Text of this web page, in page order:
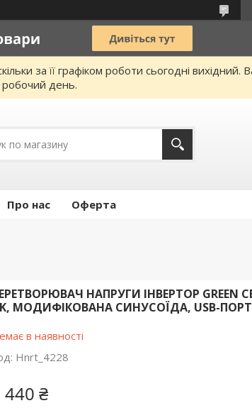
за її графіком роботи сьогодні
день.
Про нас Оферта
НАПРУГИ ІНВЕРТОР GREEN
МОДИФІКОВАНА СИНУСОЇДА, USB-ПОРТ
в наявності
Hnrt_4228
440 ₴